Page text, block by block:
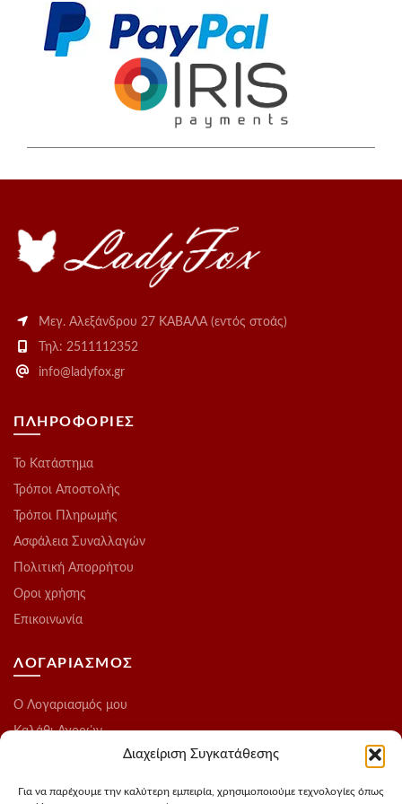
Διαχείριση Συγκατάθεσης
Για να παρέχουμε την καλύτερη εμπειρία, χρησιμοποιούμε τεχνολογίες όπως
επιλεγούν
στη
του
προϊόντος
Μεγ. Αλεξάνδρου 27 ΚΑΒΑΛΑ (εντός στοάς)
Τηλ: 2511112352
info@ladyfox.gr
ΠΛΗΡΟΦΟΡΙΕΣ
Το Kατάστημα
Τρόποι Αποστολής
Τρόποι Πληρωμής
Ασφάλεια Συναλλαγών
Πολιτική Απορρήτου
Οροι χρήσης
Επικοινωνία
ΛΟΓΑΡΙΑΣΜΟΣ
O Λογαριασμός μου
Καλάθι Αγορών
Ολοκλήρωση Παραγγελίας